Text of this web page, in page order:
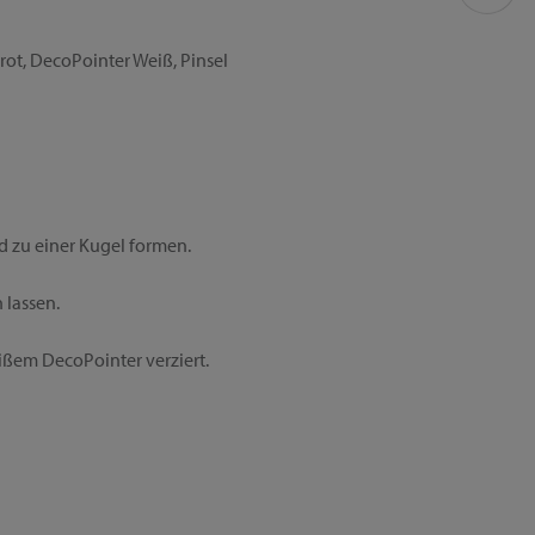
DecoPointer Weiß, Pinsel
zu einer Kugel formen.
DecoPointer verziert.